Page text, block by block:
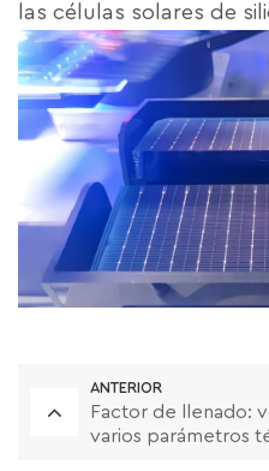
las células solares de
ANTERIOR
Factor de llenado:
varios parámetros